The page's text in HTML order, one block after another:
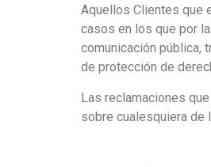
Aquellos Clientes que
casos en los que por
comunicación pública,
de protección de
Las reclamaciones
sobre cualesquiera de